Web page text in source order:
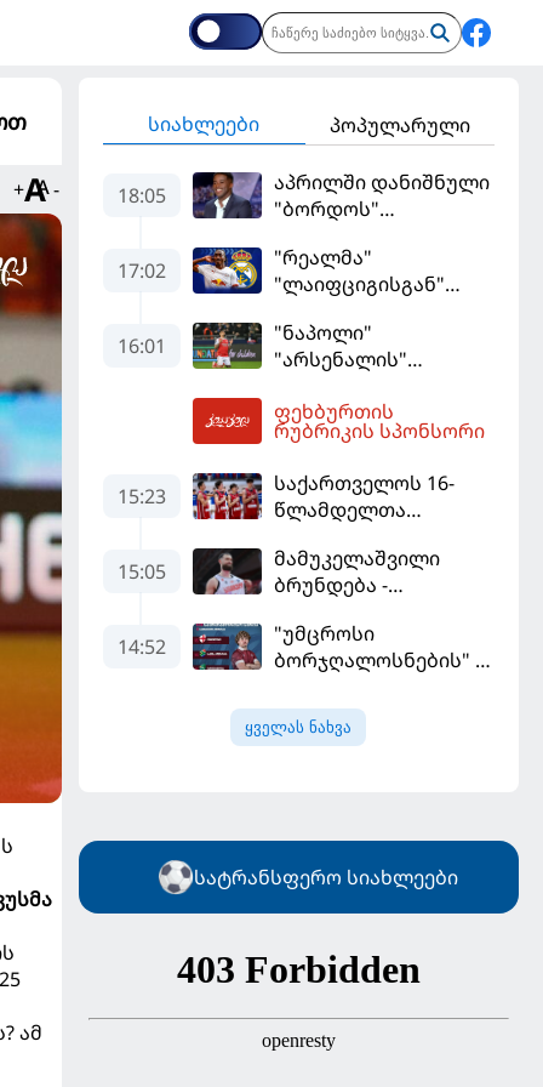
+ -
ამ
სიახლეები პოპულარული
18:05
აპრილში დანიშნული
"ბორდოს"
გადააყენეს
17:02
"რეალმა"
"ლაიფციგისგან"
მილიონად შეიძინა
16:01
"ნაპოლი"
"არსენალის"
შეძენას ცდილობს
ფეხბურთის
რუბრიკის სპონსორი
15:23
საქართველოს 16-
წლამდელთა
ევრობასკეტი
ისრაელთან მარცხით
15:05
მამუკელაშვილი
ბრუნდება -
პორტუგალიასთან
მატჩებისთვის
მზადებას 15
კალათბურთელით
14:52
"უმცროსი
ბორჯღალოსნების"
ინგლისთან
ყველას ნახვა
სატრანსფერო სიახლეები